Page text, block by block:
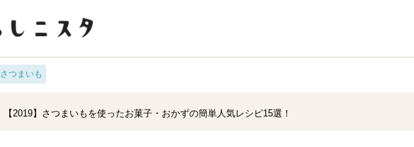
さつまいも
【2019】さつまいもを使ったお菓子・おかずの簡単人気レシピ15選！